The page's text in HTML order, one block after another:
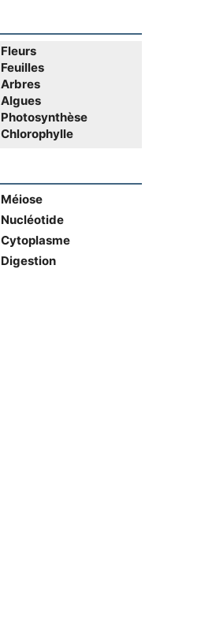
Fleurs
Feuilles
Arbres
Algues
Photosynthèse
Chlorophylle
Méiose
Nucléotide
Cytoplasme
Digestion